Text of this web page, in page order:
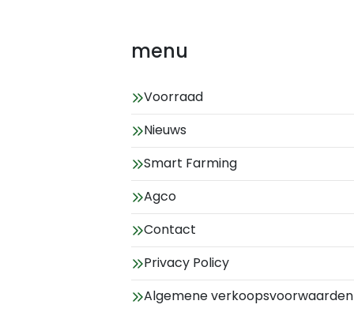
menu
Voorraad
Nieuws
Smart Farming
Agco
Contact
Privacy Policy
Algemene verkoopsvoorwaarden